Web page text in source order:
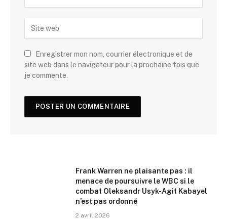
Enregistrer mon nom, courrier électronique et de
site web dans le navigateur pour la prochaine fois que
je commente.
Frank Warren ne plaisante pas : il
menace de poursuivre le WBC si le
combat Oleksandr Usyk-Agit Kabayel
n’est pas ordonné
2 avril 2026